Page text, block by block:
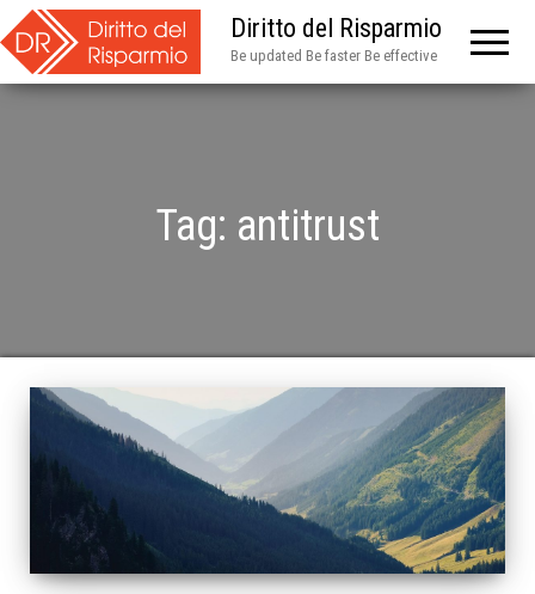
Diritto del Risparmio
Be updated Be faster Be effective
Tag: antitrust